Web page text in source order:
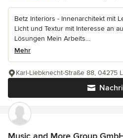
Betz Interiors - Innenarchitekt mit
Licht und Textur mit Interesse an
Lösungen Mein Arbeits...
Mehr
Karl-Liebknecht-Straße 88, 04275
Music and More Group